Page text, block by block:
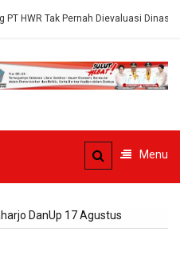
Pernah Dievaluasi Dinas ESDM
Menu
DanUp 17 Agustus